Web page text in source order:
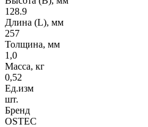
128.9
Длина (L), мм
257
Толщина, мм
1,0
Масса, кг
0,52
Ед.изм
шт.
Бренд
OSTEC